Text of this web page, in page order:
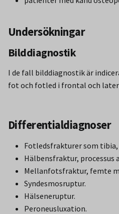
Undersökningar
Bilddiagnostik
I de fall bilddiagnostik är
fot och fotled i frontal och
Differentialdiagnoser
Fotledsfrakturer som
Hälbensfraktur, processus
Mellanfotsfraktur, femte
Syndesmosruptur.
Hälseneruptur.
Peroneusluxation.